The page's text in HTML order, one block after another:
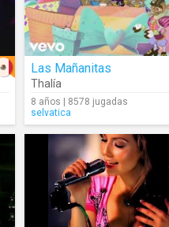
Las Mañanitas
Thalía
8 años | 8578 jugadas
selvatica